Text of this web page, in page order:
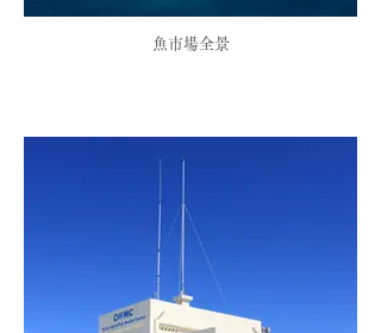
魚市場全景